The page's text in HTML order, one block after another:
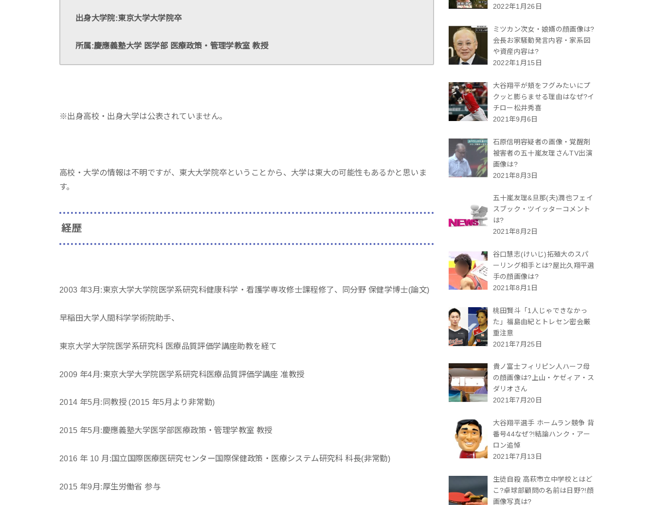
出身大学院:東京大学大学院卒
所属:慶應義塾大学 医学部 医療政策・管理学教室 教授
※出身高校・出身大学は公表されていません。
高校・大学の情報は不明ですが、東大大学院卒ということから、大学は東大の可能性もあるかと思いま
す。
経歴
2003 年3月:東京大学大学院医学系研究科健康科学・看護学専攻修士課程修了、同分野 保健学博士(論文)
早稲田大学人間科学学術院助手、
東京大学大学院医学系研究科 医療品質評価学講座助教を経て
2009 年4月:東京大学大学院医学系研究科医療品質評価学講座 准教授
2014 年5月:同教授 (2015 年5月より非常勤)
2015 年5月:慶應義塾大学医学部医療政策・管理学教室 教授
2016 年 10 月:国立国際医療医研究センター国際保健政策・医療システム研究科 科長(非常勤)
2015 年9月:厚生労働省 参与
2022年1月26日
ミツカン次女・娘婿の顔画像は?
会長お家騒動発言内容・家系図
や資産内容は?
2022年1月15日
大谷翔平が頬をフグみたいにプ
クッと膨らませる理由はなぜ?イ
チロー松井秀喜
2021年9月6日
石原信明容疑者の画像・覚醒剤
被害者の五十嵐友理さんTV出演
画像は?
2021年8月3日
五十嵐友理&旦那(夫)潤也フェイ
スブック・ツイッターコメント
は?
2021年8月2日
谷口慧志(けいじ)拓殖大のスパ
ーリング相手とは?屋比久翔平選
手の顔画像は?
2021年8月1日
桃田賢斗「1人じゃできなかっ
た」福島由紀とトレセン密会厳
重注意
2021年7月25日
貴ノ富士フィリピン人ハーフ母
の顔画像は?上山・ケゼィア・ス
ダリオさん
2021年7月20日
大谷翔平選手 ホームラン競争 背
番号44なぜ?!結論ハンク・アー
ロン追悼
2021年7月13日
生徒自殺 高萩市立中学校とはど
こ?卓球部顧問の名前は日野?!顔
画像写真は?